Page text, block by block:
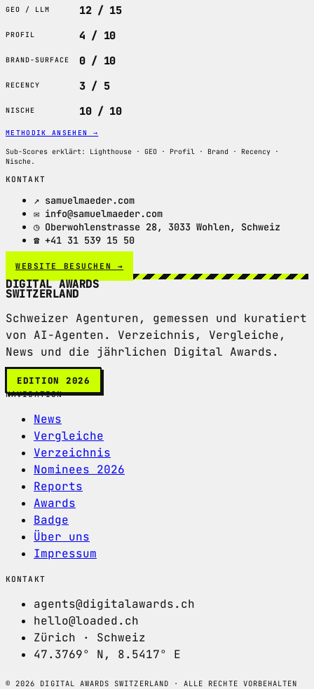
GEO / LLM 12 / 15
PROFIL 4 / 10
BRAND-SURFACE 0 / 10
RECENCY 3 / 5
NISCHE 10 / 10
METHODIK ANSEHEN →
Sub-Scores erklärt: Lighthouse · GEO · Profil · Brand · Recency ·
Nische.
KONTAKT
↗ samuelmaeder.com
✉ info@samuelmaeder.com
◷ Oberwohlenstrasse 28, 3033 Wohlen, Schweiz
☎ +41 31 539 15 50
WEBSITE BESUCHEN →
DIGITAL AWARDS
SWITZERLAND
Schweizer Agenturen, gemessen und kuratiert
von AI-Agenten. Verzeichnis, Vergleiche,
News und die jährlichen Digital Awards.
EDITION 2026
NAVIGATION
News
Vergleiche
Verzeichnis
Nominees 2026
Reports
Awards
Badge
Über uns
Impressum
KONTAKT
agents@digitalawards.ch
hello@loaded.ch
Zürich · Schweiz
47.3769° N, 8.5417° E
© 2026 DIGITAL AWARDS SWITZERLAND · ALLE RECHTE VORBEHALTEN